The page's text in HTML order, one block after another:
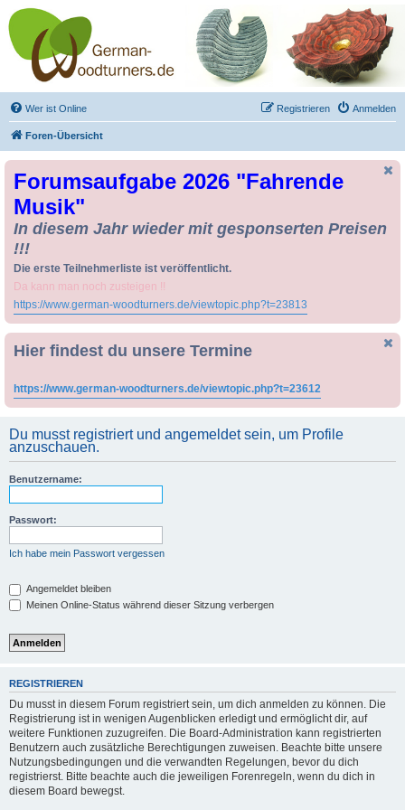
Drechseln und
Kunsthandwerk -
German-Woodturners
*Forum Sauerland*
Der Treffpunkt für Drechsler und Freunde des Kunsthandwerks
Wer ist Online Anmelden
Registrieren
Foren-Übersicht
Forumsaufgabe 2026 "Fahrende
Musik"
In diesem Jahr wieder mit gesponserten Preisen
!!!
Die erste Teilnehmerliste ist veröffentlicht.
Da kann man noch zusteigen !!
https://www.german-woodturners.de/viewtopic.php?t=23813
Hier findest du unsere Termine
https://www.german-woodturners.de/viewtopic.php?t=23612
Du musst registriert und angemeldet sein, um Profile
anzuschauen.
Benutzername:
Passwort:
Ich habe mein Passwort vergessen
Angemeldet bleiben
Meinen Online-Status während dieser Sitzung verbergen
REGISTRIEREN
Du musst in diesem Forum registriert sein, um dich anmelden zu können. Die
Registrierung ist in wenigen Augenblicken erledigt und ermöglicht dir, auf
weitere Funktionen zuzugreifen. Die Board-Administration kann registrierten
Benutzern auch zusätzliche Berechtigungen zuweisen. Beachte bitte unsere
Nutzungsbedingungen und die verwandten Regelungen, bevor du dich
registrierst. Bitte beachte auch die jeweiligen Forenregeln, wenn du dich in
diesem Board bewegst.